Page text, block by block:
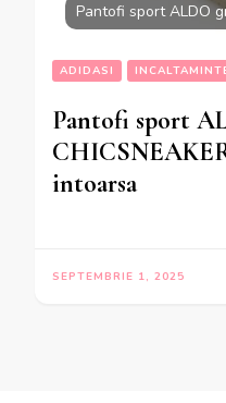
Pantofi sport ALDO
ADIDASI
Pantofi sport
intoarsa
SEPTEMBRIE 1, 2025